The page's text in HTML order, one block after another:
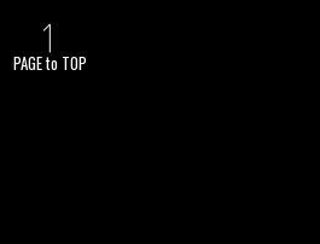
PAGE to TOP